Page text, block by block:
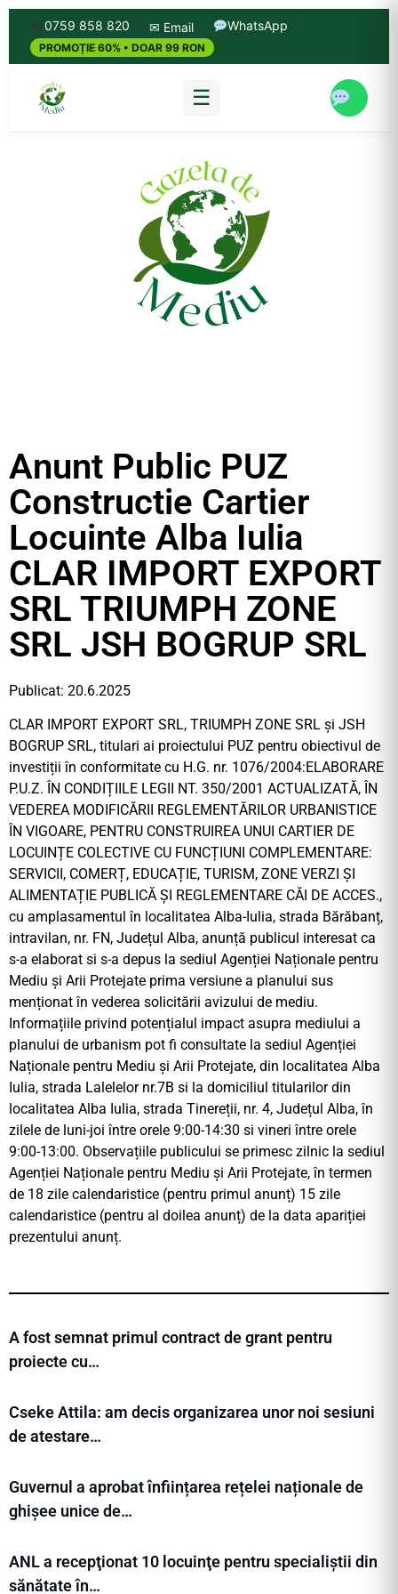
0759 858 820 ✉ Email WhatsApp
PROMOȚIE 60% • DOAR 99 RON
☰
Anunt Public PUZ
Constructie Cartier
Locuinte Alba Iulia
CLAR IMPORT EXPORT
SRL TRIUMPH ZONE
SRL JSH BOGRUP SRL
Publicat: 20.6.2025
CLAR IMPORT EXPORT SRL, TRIUMPH ZONE SRL și JSH
BOGRUP SRL, titulari ai proiectului PUZ pentru obiectivul de
investiții în conformitate cu H.G. nr. 1076/2004:ELABORARE
P.U.Z. ÎN CONDIȚIILE LEGII NT. 350/2001 ACTUALIZATĂ, ÎN
VEDEREA MODIFICĂRII REGLEMENTĂRILOR URBANISTICE
ÎN VIGOARE, PENTRU CONSTRUIREA UNUI CARTIER DE
LOCUINȚE COLECTIVE CU FUNCȚIUNI COMPLEMENTARE:
SERVICII, COMERȚ, EDUCAȚIE, TURISM, ZONE VERZI ȘI
ALIMENTAȚIE PUBLICĂ ȘI REGLEMENTARE CĂI DE ACCES.,
cu amplasamentul în localitatea Alba-Iulia, strada Bărăbanț,
intravilan, nr. FN, Județul Alba, anunță publicul interesat ca
s-a elaborat si s-a depus la sediul Agenției Naționale pentru
Mediu și Arii Protejate prima versiune a planului sus
menționat în vederea solicitării avizului de mediu.
Informațiile privind potențialul impact asupra mediului a
planului de urbanism pot fi consultate la sediul Agenției
Naționale pentru Mediu și Arii Protejate, din localitatea Alba
Iulia, strada Lalelelor nr.7B si la domiciliul titularilor din
localitatea Alba Iulia, strada Tinereții, nr. 4, Județul Alba, în
zilele de luni-joi între orele 9:00-14:30 si vineri între orele
9:00-13:00. Observațiile publicului se primesc zilnic la sediul
Agenției Naționale pentru Mediu și Arii Protejate, în termen
de 18 zile calendaristice (pentru primul anunț) 15 zile
calendaristice (pentru al doilea anunț) de la data apariției
prezentului anunț.
A fost semnat primul contract de grant pentru
proiecte cu…
Cseke Attila: am decis organizarea unor noi sesiuni
de atestare…
Guvernul a aprobat înființarea rețelei naționale de
ghișee unice de…
ANL a recepţionat 10 locuinţe pentru specialiștii din
sănătate în…